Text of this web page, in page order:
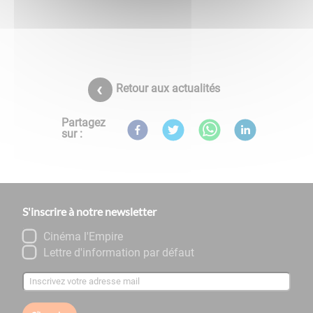
Retour aux actualités
Partagez
sur :
S'inscrire à notre newsletter
Cinéma l'Empire
Lettre d'information par défaut